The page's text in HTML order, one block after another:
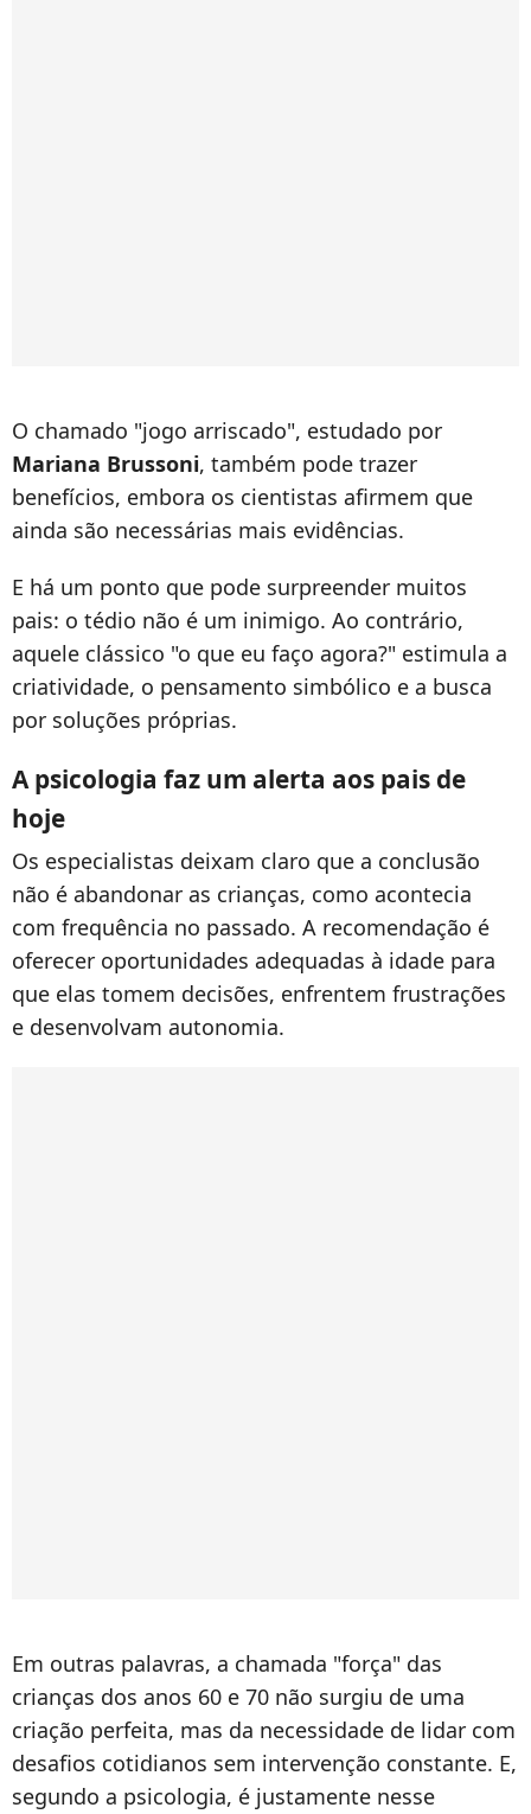
O chamado "jogo arriscado", estudado por
Mariana Brussoni, também pode trazer
benefícios, embora os cientistas afirmem que
ainda são necessárias mais evidências.
E há um ponto que pode surpreender muitos
pais: o tédio não é um inimigo. Ao contrário,
aquele clássico "o que eu faço agora?" estimula a
criatividade, o pensamento simbólico e a busca
por soluções próprias.
A psicologia faz um alerta aos pais de
hoje
Os especialistas deixam claro que a conclusão
não é abandonar as crianças, como acontecia
com frequência no passado. A recomendação é
oferecer oportunidades adequadas à idade para
que elas tomem decisões, enfrentem frustrações
e desenvolvam autonomia.
Em outras palavras, a chamada "força" das
crianças dos anos 60 e 70 não surgiu de uma
criação perfeita, mas da necessidade de lidar com
desafios cotidianos sem intervenção constante. E,
segundo a psicologia, é justamente nesse